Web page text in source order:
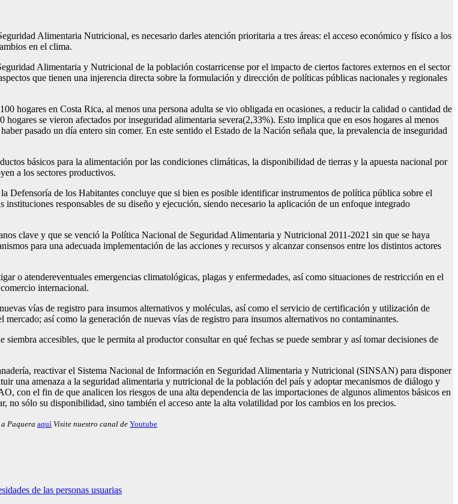
Alimentaria Nutricional, es necesario darles atención prioritaria a tres áreas: el acceso económico y físico a los
en el clima.
Alimentaria y Nutricional de la población costarricense por el impacto de ciertos factores externos en el sector
que tienen una injerencia directa sobre la formulación y dirección de políticas públicas nacionales y regionales
hogares en Costa Rica, al menos una persona adulta se vio obligada en ocasiones, a reducir la calidad o cantidad de
se vieron afectados por inseguridad alimentaria severa(2,33%). Esto implica que en esos hogares al menos
pasado un día entero sin comer. En este sentido el Estado de la Nación señala que, la prevalencia de inseguridad
básicos para la alimentación por las condiciones climáticas, la disponibilidad de tierras y la apuesta nacional por
a los sectores productivos.
de los Habitantes concluye que si bien es posible identificar instrumentos de política pública sobre el
responsables de su diseño y ejecución, siendo necesario la aplicación de un enfoque integrado
clave y que se venció la Política Nacional de Seguridad Alimentaria y Nutricional 2011-2021 sin que se haya
para una adecuada implementación de las acciones y recursos y alcanzar consensos entre los distintos actores
o atendereventuales emergencias climatológicas, plagas y enfermedades, así como situaciones de restricción en el
internacional.
vías de registro para insumos alternativos y moléculas, así como el servicio de certificación y utilización de
así como la generación de nuevas vías de registro para insumos alternativos no contaminantes.
accesibles, que le permita al productor consultar en qué fechas se puede sembrar y así tomar decisiones de
reactivar el Sistema Nacional de Información en Seguridad Alimentaria y Nutricional (SINSAN) para disponer
una amenaza a la seguridad alimentaria y nutricional de la población del país y adoptar mecanismos de diálogo y
con el fin de que analicen los riesgos de una alta dependencia de las importaciones de algunos alimentos básicos en
sólo su disponibilidad, sino también el acceso ante la alta volatilidad por los cambios en los precios.
Paquera aquí Visite nuestro canal de Youtube
de las personas usuarias